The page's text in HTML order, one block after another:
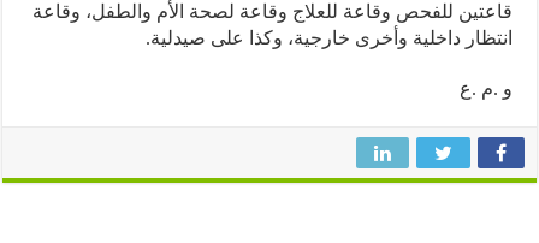
للفحص وقاعة للعلاج وقاعة لصحة الأم والطفل، وقاعة
داخلية وأخرى خارجية، وكذا على صيدلية.
.ع